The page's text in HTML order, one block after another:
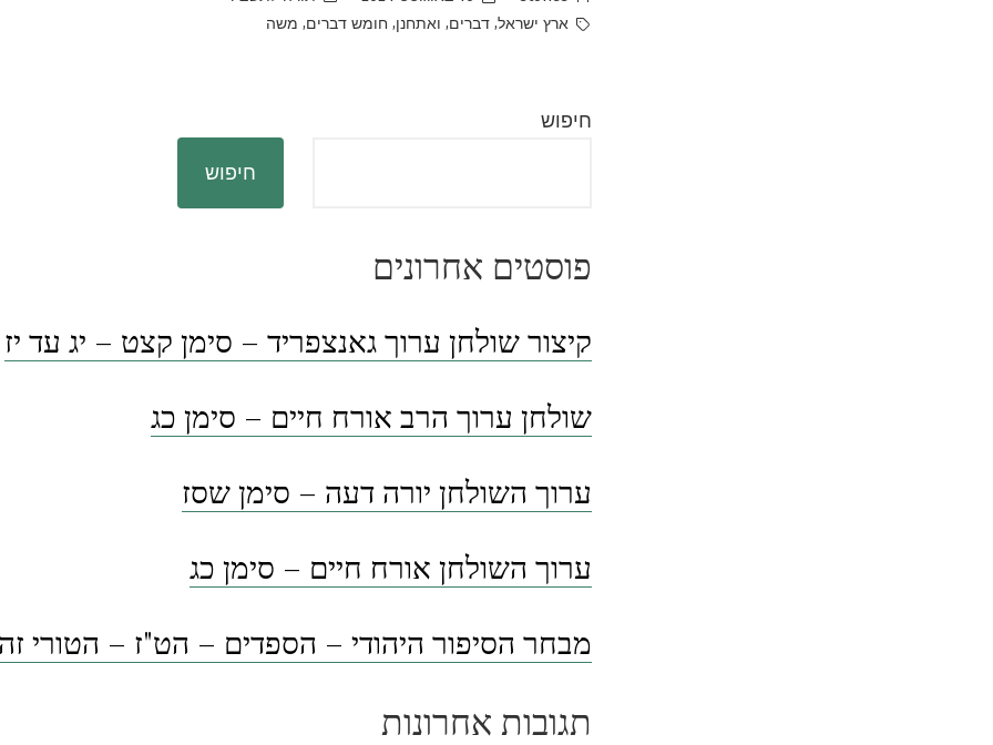
by
in
Tags:
ארץ ישראל, דברים, ואתחנן, חומש דברים, משה
חיפוש
חיפוש
פוסטים אחרונים
קיצור שולחן ערוך גאנצפריד – סימן קצט – יג עד יז
שולחן ערוך הרב אורח חיים – סימן כג
ערוך השולחן יורה דעה – סימן שסז
ערוך השולחן אורח חיים – סימן כג
מבחר הסיפור היהודי – הספדים – הט"ז – הטורי
תגובות אחרונות